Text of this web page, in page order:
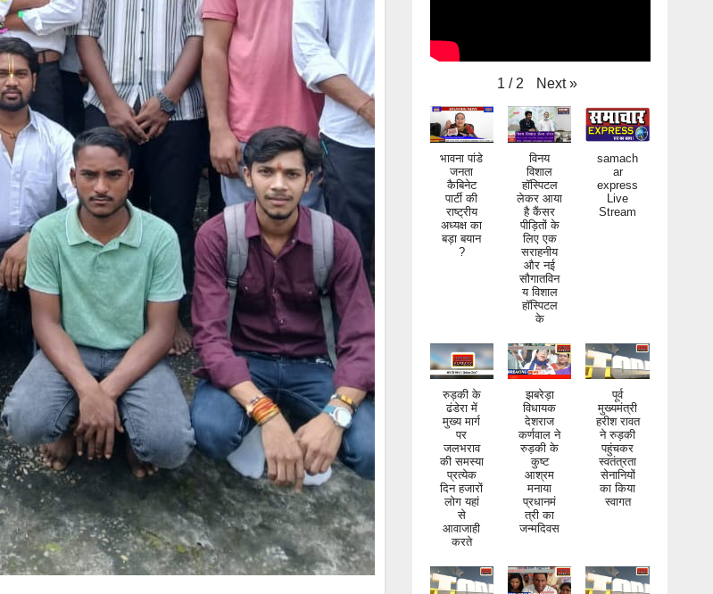
भावना पांडे
जनता
कैबिनेट
पार्टी की
राष्ट्रीय
अध्यक्ष का
बड़ा बयान
?
विनय
विशाल
हॉस्पिटल
लेकर आया
है कैंसर
पीड़ितों के
लिए एक
सराहनीय
और नई
सौगातविन
य विशाल
हॉस्पिटल
के
samach
ar
express
Live
Stream
रुड़की के
ढंडेरा में
मुख्य मार्ग
पर
जलभराव
की समस्या
प्रत्येक
दिन हजारों
लोग यहां
से
आवाजाही
करते
झबरेड़ा
विधायक
देशराज
कर्णवाल ने
रुड़की के
कुष्ट
आश्रम
मनाया
प्रधानमं
त्री का
जन्मदिवस
पूर्व
मुख्यमंत्री
हरीश रावत
ने रुड़की
पहुंचकर
स्वतंत्रता
सेनानियों
का किया
स्वागत